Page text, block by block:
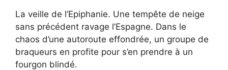
La veille de l’Epiphanie. Une tempête de neige
sans précédent ravage l’Espagne. Dans le
chaos d’une autoroute effondrée, un groupe de
braqueurs en profite pour s’en prendre à un
fourgon blindé.